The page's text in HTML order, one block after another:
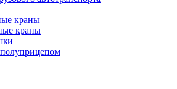
краны
краны
полуприцепом